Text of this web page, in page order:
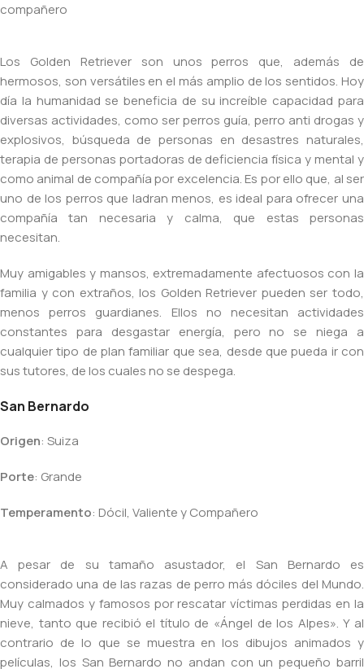
compañero
Los Golden Retriever son unos perros que, además de
hermosos, son versátiles en el más amplio de los sentidos. Hoy
día la humanidad se beneficia de su increíble capacidad para
diversas actividades, como ser perros guía, perro anti drogas y
explosivos, búsqueda de personas en desastres naturales,
terapia de personas portadoras de deficiencia física y mental y
como animal de compañía por excelencia. Es por ello que, al ser
uno de los perros que ladran menos, es ideal para ofrecer una
compañía tan necesaria y calma, que estas personas
necesitan.
Muy amigables y mansos, extremadamente afectuosos con la
familia y con extraños, los Golden Retriever pueden ser todo,
menos perros guardianes. Ellos no necesitan actividades
constantes para desgastar energía, pero no se niega a
cualquier tipo de plan familiar que sea, desde que pueda ir con
sus tutores, de los cuales no se despega.
San Bernardo
Origen: Suiza
Porte: Grande
Temperamento: Dócil, Valiente y Compañero
A pesar de su tamaño asustador, el San Bernardo es
considerado una de las razas de perro más dóciles del Mundo.
Muy calmados y famosos por rescatar víctimas perdidas en la
nieve, tanto que recibió el título de «Ángel de los Alpes». Y al
contrario de lo que se muestra en los dibujos animados y
películas, los San Bernardo no andan con un pequeño barril